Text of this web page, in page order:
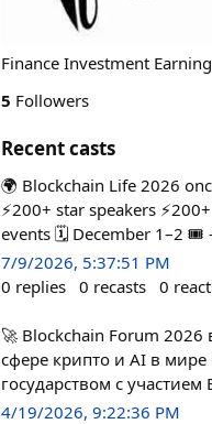
Finance Investment
5 Followers
Recent casts
🌍 Blockchain Life 2026
⚡️200+ star speakers
events 🗓️ December 1–2 🎟
7/9/2026, 5:37:51 PM
0 replies 0 recasts 0
🚀 Blockchain Forum
сфере крипто и AI в
государством с
4/19/2026, 9:22:36 PM